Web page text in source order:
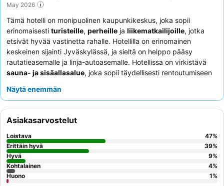
May 2026
Tämä hotelli on monipuolinen kaupunkikeskus, joka sopii
erinomaisesti turisteille, perheille ja liikematkailijoille, jotka
etsivät hyvää vastinetta rahalle. Hotellilla on erinomainen
keskeinen sijainti Jyväskylässä, ja sieltä on helppo pääsy
rautatieasemalle ja linja-autoasemalle. Hotellissa on virkistävä
sauna- ja sisäallasalue, joka sopii täydellisesti rentoutumiseen
jatkuvasti ystävällistä ja ammattitaitoista henkilökuntaa, ja
herkullisia vaihtoehtoja. Rauhallisempaa oleskelua varten
asiakkaiden tulisi pyytää huonetta, josta on näkymä puutarhaan.
Näytä enemmän
Asiakasarvostelut
Loistava 47%
Erittäin hyvä
39%
Hyvä
9%
Kohtalainen
4%
Huono
1%